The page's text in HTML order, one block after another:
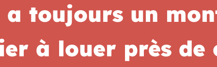
toujours un
à louer près de